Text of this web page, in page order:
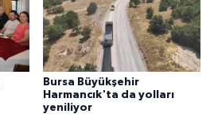
Bursa Büyükşehir
Harmancık'ta da yolları
yeniliyor